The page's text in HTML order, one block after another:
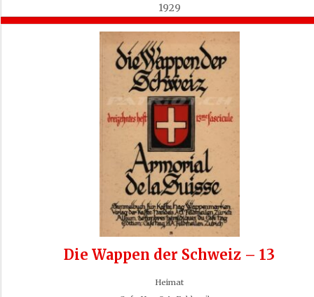
1929
Die Wappen der Schweiz – 13
Heimat